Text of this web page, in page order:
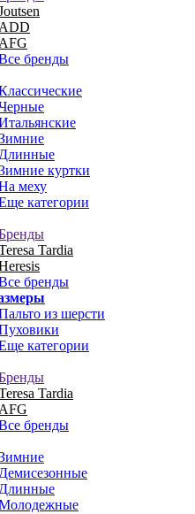
ADD
AFG
бренды
Длинные
куртки
меху
категории
Tardia
бренды
из шерсти
категории
Tardia
AFG
бренды
Демисезонные
Длинные